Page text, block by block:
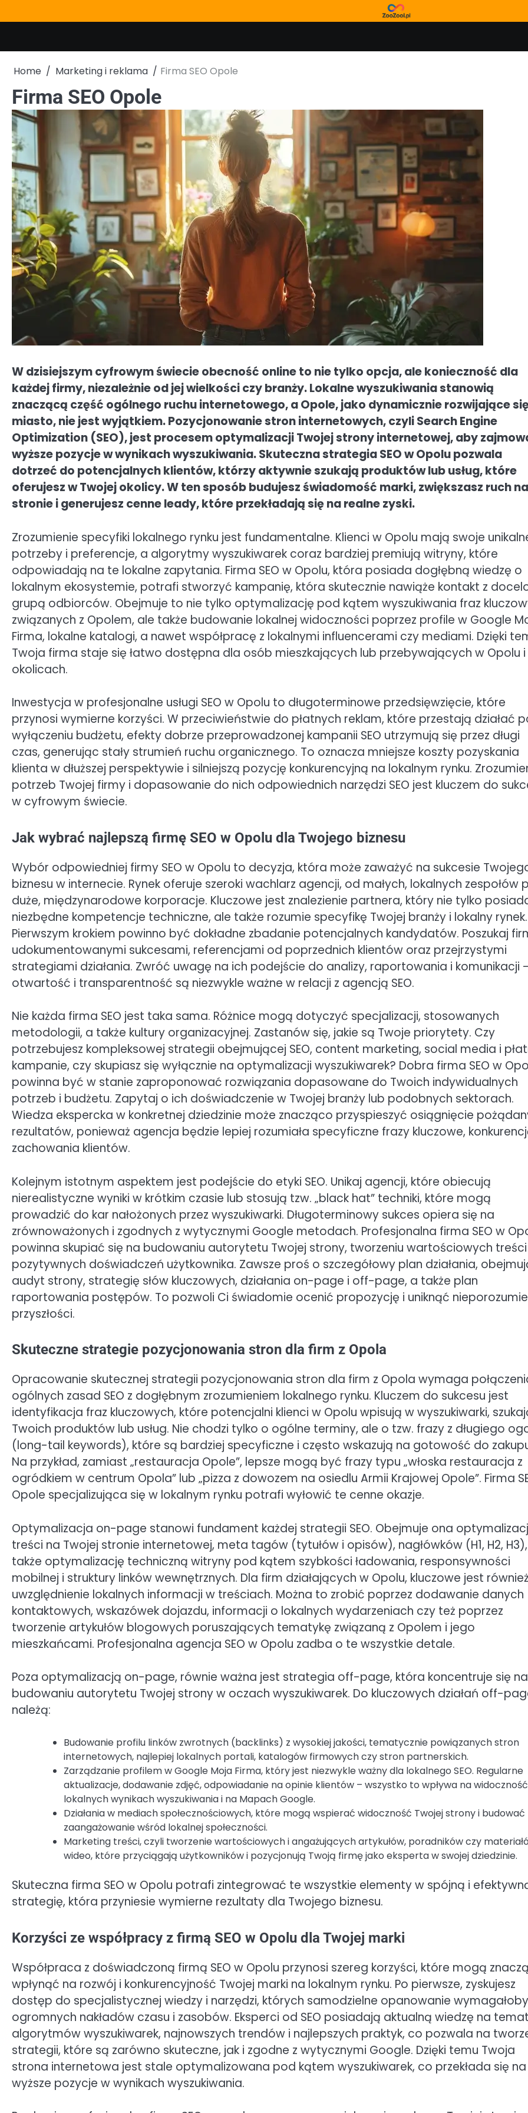
to
Home Marketing i reklama Firma SEO Opole
Firma SEO Opole
W dzisiejszym cyfrowym świecie obecność online to nie tylko opcja, ale konieczność dla
każdej firmy, niezależnie od jej wielkości czy branży. Lokalne wyszukiwania stanowią
znaczącą część ogólnego ruchu internetowego, a Opole, jako dynamicznie rozwijające
miasto, nie jest wyjątkiem. Pozycjonowanie stron internetowych, czyli Search Engine
Optimization (SEO), jest procesem optymalizacji Twojej strony internetowej, aby
wyższe pozycje w wynikach wyszukiwania. Skuteczna strategia SEO w Opolu pozwala
dotrzeć do potencjalnych klientów, którzy aktywnie szukają produktów lub usług, które
oferujesz w Twojej okolicy. W ten sposób budujesz świadomość marki, zwiększasz ruch na
stronie i generujesz cenne leady, które przekładają się na realne zyski.
Zrozumienie specyfiki lokalnego rynku jest fundamentalne. Klienci w Opolu mają swoje
potrzeby i preferencje, a algorytmy wyszukiwarek coraz bardziej premiują witryny, które
odpowiadają na te lokalne zapytania. Firma SEO w Opolu, która posiada dogłębną wiedzę o
lokalnym ekosystemie, potrafi stworzyć kampanię, która skutecznie nawiąże kontakt z
grupą odbiorców. Obejmuje to nie tylko optymalizację pod kątem wyszukiwania fraz
związanych z Opolem, ale także budowanie lokalnej widoczności poprzez profile w Google
Firma, lokalne katalogi, a nawet współpracę z lokalnymi influencerami czy mediami. Dzięki
Twoja firma staje się łatwo dostępna dla osób mieszkających lub przebywających w Opolu i
okolicach.
Inwestycja w profesjonalne usługi SEO w Opolu to długoterminowe przedsięwzięcie, które
przynosi wymierne korzyści. W przeciwieństwie do płatnych reklam, które przestają działać
wyłączeniu budżetu, efekty dobrze przeprowadzonej kampanii SEO utrzymują się przez długi
czas, generując stały strumień ruchu organicznego. To oznacza mniejsze koszty pozyskania
klienta w dłuższej perspektywie i silniejszą pozycję konkurencyjną na lokalnym rynku.
potrzeb Twojej firmy i dopasowanie do nich odpowiednich narzędzi SEO jest kluczem do
w cyfrowym świecie.
Jak wybrać najlepszą firmę SEO w Opolu dla Twojego biznesu
Wybór odpowiedniej firmy SEO w Opolu to decyzja, która może zaważyć na sukcesie
biznesu w internecie. Rynek oferuje szeroki wachlarz agencji, od małych, lokalnych zespołów
duże, międzynarodowe korporacje. Kluczowe jest znalezienie partnera, który nie tylko
niezbędne kompetencje techniczne, ale także rozumie specyfikę Twojej branży i lokalny rynek.
Pierwszym krokiem powinno być dokładne zbadanie potencjalnych kandydatów. Poszukaj
udokumentowanymi sukcesami, referencjami od poprzednich klientów oraz przejrzystymi
strategiami działania. Zwróć uwagę na ich podejście do analizy, raportowania i komunikacji
otwartość i transparentność są niezwykle ważne w relacji z agencją SEO.
Nie każda firma SEO jest taka sama. Różnice mogą dotyczyć specjalizacji, stosowanych
metodologii, a także kultury organizacyjnej. Zastanów się, jakie są Twoje priorytety. Czy
potrzebujesz kompleksowej strategii obejmującej SEO, content marketing, social media i
kampanie, czy skupiasz się wyłącznie na optymalizacji wyszukiwarek? Dobra firma SEO w
powinna być w stanie zaproponować rozwiązania dopasowane do Twoich indywidualnych
potrzeb i budżetu. Zapytaj o ich doświadczenie w Twojej branży lub podobnych sektorach.
Wiedza ekspercka w konkretnej dziedzinie może znacząco przyspieszyć osiągnięcie
rezultatów, ponieważ agencja będzie lepiej rozumiała specyficzne frazy kluczowe,
zachowania klientów.
Kolejnym istotnym aspektem jest podejście do etyki SEO. Unikaj agencji, które obiecują
nierealistyczne wyniki w krótkim czasie lub stosują tzw. „black hat” techniki, które mogą
prowadzić do kar nałożonych przez wyszukiwarki. Długoterminowy sukces opiera się na
zrównoważonych i zgodnych z wytycznymi Google metodach. Profesjonalna firma SEO w
powinna skupiać się na budowaniu autorytetu Twojej strony, tworzeniu wartościowych treści
pozytywnych doświadczeń użytkownika. Zawsze proś o szczegółowy plan działania,
audyt strony, strategię słów kluczowych, działania on-page i off-page, a także plan
raportowania postępów. To pozwoli Ci świadomie ocenić propozycję i uniknąć
przyszłości.
Skuteczne strategie pozycjonowania stron dla firm z Opola
Opracowanie skutecznej strategii pozycjonowania stron dla firm z Opola wymaga
ogólnych zasad SEO z dogłębnym zrozumieniem lokalnego rynku. Kluczem do sukcesu jest
identyfikacja fraz kluczowych, które potencjalni klienci w Opolu wpisują w wyszukiwarki,
Twoich produktów lub usług. Nie chodzi tylko o ogólne terminy, ale o tzw. frazy z długiego
(long-tail keywords), które są bardziej specyficzne i często wskazują na gotowość do
Na przykład, zamiast „restauracja Opole”, lepsze mogą być frazy typu „włoska restauracja z
ogródkiem w centrum Opola” lub „pizza z dowozem na osiedlu Armii Krajowej Opole”. Firma
Opole specjalizująca się w lokalnym rynku potrafi wyłowić te cenne okazje.
Optymalizacja on-page stanowi fundament każdej strategii SEO. Obejmuje ona
treści na Twojej stronie internetowej, meta tagów (tytułów i opisów), nagłówków (H1, H2,
także optymalizację techniczną witryny pod kątem szybkości ładowania, responsywności
mobilnej i struktury linków wewnętrznych. Dla firm działających w Opolu, kluczowe jest również
uwzględnienie lokalnych informacji w treściach. Można to zrobić poprzez dodawanie danych
kontaktowych, wskazówek dojazdu, informacji o lokalnych wydarzeniach czy też poprzez
tworzenie artykułów blogowych poruszających tematykę związaną z Opolem i jego
mieszkańcami. Profesjonalna agencja SEO w Opolu zadba o te wszystkie detale.
Poza optymalizacją on-page, równie ważna jest strategia off-page, która koncentruje się na
budowaniu autorytetu Twojej strony w oczach wyszukiwarek. Do kluczowych działań off-
należą:
Budowanie profilu linków zwrotnych (backlinks) z wysokiej jakości, tematycznie powiązanych stron
internetowych, najlepiej lokalnych portali, katalogów firmowych czy stron partnerskich.
Zarządzanie profilem w Google Moja Firma, który jest niezwykle ważny dla lokalnego SEO. Regularne
aktualizacje, dodawanie zdjęć, odpowiadanie na opinie klientów – wszystko to wpływa na
lokalnych wynikach wyszukiwania i na Mapach Google.
Działania w mediach społecznościowych, które mogą wspierać widoczność Twojej strony i budować
zaangażowanie wśród lokalnej społeczności.
Marketing treści, czyli tworzenie wartościowych i angażujących artykułów, poradników czy
wideo, które przyciągają użytkowników i pozycjonują Twoją firmę jako eksperta w swojej dziedzinie.
Skuteczna firma SEO w Opolu potrafi zintegrować te wszystkie elementy w spójną i
strategię, która przyniesie wymierne rezultaty dla Twojego biznesu.
Korzyści ze współpracy z firmą SEO w Opolu dla Twojej marki
Współpraca z doświadczoną firmą SEO w Opolu przynosi szereg korzyści, które mogą
wpłynąć na rozwój i konkurencyjność Twojej marki na lokalnym rynku. Po pierwsze, zyskujesz
dostęp do specjalistycznej wiedzy i narzędzi, których samodzielne opanowanie wymagałoby
ogromnych nakładów czasu i zasobów. Eksperci od SEO posiadają aktualną wiedzę na temat
algorytmów wyszukiwarek, najnowszych trendów i najlepszych praktyk, co pozwala na
strategii, które są zarówno skuteczne, jak i zgodne z wytycznymi Google. Dzięki temu Twoja
strona internetowa jest stale optymalizowana pod kątem wyszukiwarek, co przekłada się na
wyższe pozycje w wynikach wyszukiwania.